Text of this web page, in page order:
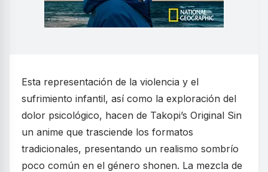
Esta representación de la violencia y el
sufrimiento infantil, así como la exploración del
dolor psicológico, hacen de Takopi’s Original Sin
un anime que trasciende los formatos
tradicionales, presentando un realismo sombrío
poco común en el género shonen. La mezcla de